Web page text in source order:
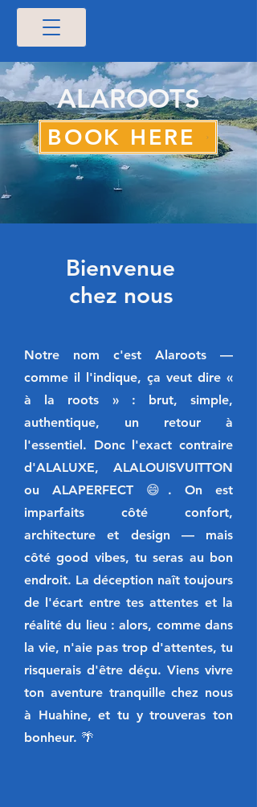
ALAROOTS
BOOK HERE
Bienvenue
chez nous
Notre nom c'est Alaroots —
comme il l'indique, ça veut dire «
à la roots » : brut, simple,
authentique, un retour à
l'essentiel. Donc l'exact contraire
d'ALALUXE, ALALOUISVUITTON
ou ALAPERFECT 😄. On est
imparfaits côté confort,
architecture et design — mais
côté good vibes, tu seras au bon
endroit. La déception naît toujours
de l'écart entre tes attentes et la
réalité du lieu : alors, comme dans
la vie, n'aie pas trop d'attentes, tu
risquerais d'être déçu. Viens vivre
ton aventure tranquille chez nous
à Huahine, et tu y trouveras ton
bonheur. 🌴